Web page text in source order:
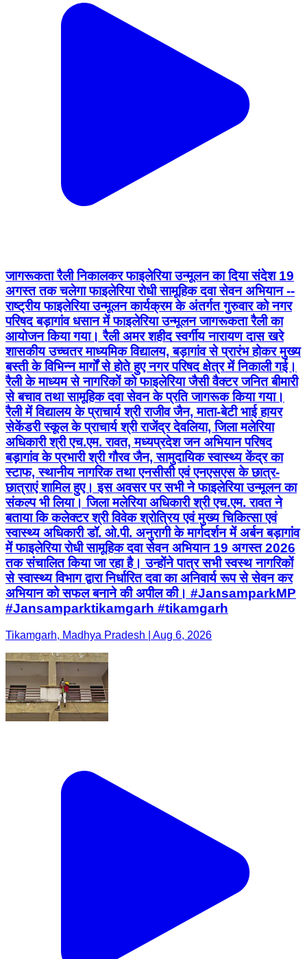
जागरूकता रैली निकालकर फाइलेरिया उन्मूलन का दिया संदेश 19
अगस्त तक चलेगा फाइलेरिया रोधी सामूहिक दवा सेवन अभियान --
राष्ट्रीय फाइलेरिया उन्मूलन कार्यक्रम के अंतर्गत गुरुवार को नगर
परिषद बड़ागांव धसान में फाइलेरिया उन्मूलन जागरूकता रैली का
आयोजन किया गया। रैली अमर शहीद स्वर्गीय नारायण दास खरे
शासकीय उच्चतर माध्यमिक विद्यालय, बड़ागांव से प्रारंभ होकर मुख्य
बस्ती के विभिन्न मार्गों से होते हुए नगर परिषद क्षेत्र में निकाली गई।
रैली के माध्यम से नागरिकों को फाइलेरिया जैसी वैक्टर जनित बीमारी
से बचाव तथा सामूहिक दवा सेवन के प्रति जागरूक किया गया।
रैली में विद्यालय के प्राचार्य श्री राजीव जैन, माता-बेटी भाई हायर
सेकेंडरी स्कूल के प्राचार्य श्री राजेंद्र देवलिया, जिला मलेरिया
अधिकारी श्री एच.एम. रावत, मध्यप्रदेश जन अभियान परिषद
बड़ागांव के प्रभारी श्री गौरव जैन, सामुदायिक स्वास्थ्य केंद्र का
स्टाफ, स्थानीय नागरिक तथा एनसीसी एवं एनएसएस के छात्र-
छात्राएं शामिल हुए। इस अवसर पर सभी ने फाइलेरिया उन्मूलन का
संकल्प भी लिया। जिला मलेरिया अधिकारी श्री एच.एम. रावत ने
बताया कि कलेक्टर श्री विवेक श्रोत्रिय एवं मुख्य चिकित्सा एवं
स्वास्थ्य अधिकारी डॉ. ओ.पी. अनुरागी के मार्गदर्शन में अर्बन बड़ागांव
में फाइलेरिया रोधी सामूहिक दवा सेवन अभियान 19 अगस्त 2026
तक संचालित किया जा रहा है। उन्होंने पात्र सभी स्वस्थ नागरिकों
से स्वास्थ्य विभाग द्वारा निर्धारित दवा का अनिवार्य रूप से सेवन कर
अभियान को सफल बनाने की अपील की। #JansamparkMP
#Jansamparktikamgarh #tikamgarh
Tikamgarh, Madhya Pradesh | Aug 6, 2026